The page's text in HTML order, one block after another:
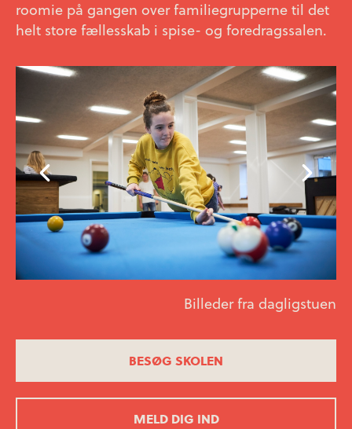
roomie på gangen over familiegrupperne til det
helt store fællesskab i spise- og foredragssalen.
Billeder fra dagligstuen
BESØG SKOLEN
MELD DIG IND